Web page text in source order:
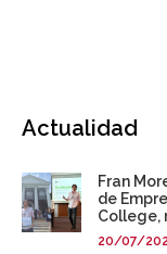
medio
de
estudiantes
egresadas
Actualidad
Fran
de
College,
20/07/